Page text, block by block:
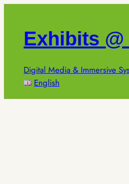
springenExhibits @
Digital Media & Immersive
English